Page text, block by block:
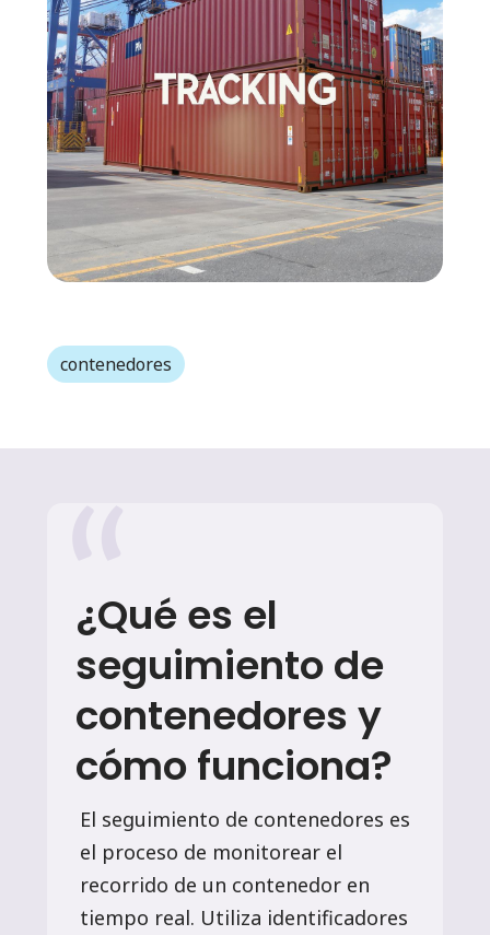
contenedores
¿Qué es el
seguimiento de
contenedores y
cómo funciona?
El seguimiento de contenedores es
el proceso de monitorear el
recorrido de un contenedor en
tiempo real. Utiliza identificadores